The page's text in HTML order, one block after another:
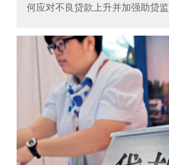
何应对不良贷款上升并加强助贷